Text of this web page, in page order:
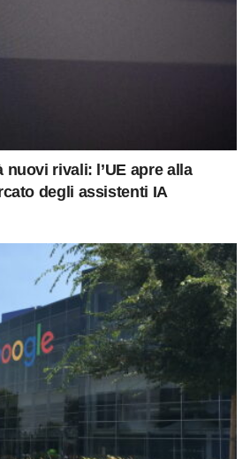
nuovi rivali: l’UE apre alla
degli assistenti IA